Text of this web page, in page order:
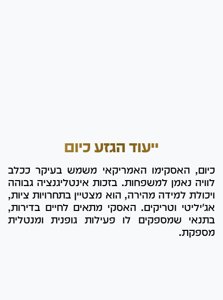
ייעוד הגזע כיום
כיום, האסקימו האמריקאי משמש בעיקר ככלב
לוויה נאמן למשפחות. בזכות אינטליגנציה גבוהה
ויכולת למידה מהירה, הוא מצטיין בתחרויות ציות,
אג'יליטי וטריקים. האסקי מתאים לחיים בדירות,
בתנאי שמספקים לו פעילות גופנית ומנטלית
מספקת.